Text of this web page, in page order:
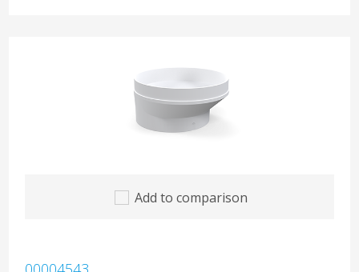
Add to comparison